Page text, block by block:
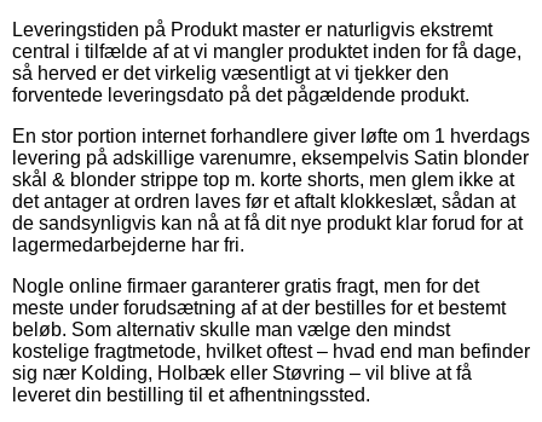
Leveringstiden på Produkt master er naturligvis ekstremt
central i tilfælde af at vi mangler produktet inden for få dage,
så herved er det virkelig væsentligt at vi tjekker den
forventede leveringsdato på det pågældende produkt.
En stor portion internet forhandlere giver løfte om 1 hverdags
levering på adskillige varenumre, eksempelvis Satin blonder
skål & blonder strippe top m. korte shorts, men glem ikke at
det antager at ordren laves før et aftalt klokkeslæt, sådan at
de sandsynligvis kan nå at få dit nye produkt klar forud for at
lagermedarbejderne har fri.
Nogle online firmaer garanterer gratis fragt, men for det
meste under forudsætning af at der bestilles for et bestemt
beløb. Som alternativ skulle man vælge den mindst
kostelige fragtmetode, hvilket oftest – hvad end man befinder
sig nær Kolding, Holbæk eller Støvring – vil blive at få
leveret din bestilling til et afhentningssted.